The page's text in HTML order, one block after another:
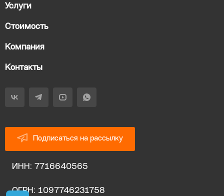
Услуги
Стоимость
Компания
Контакты
Подписаться на рассылку
ИНН: 7716640565
ОГРН: 1097746231758